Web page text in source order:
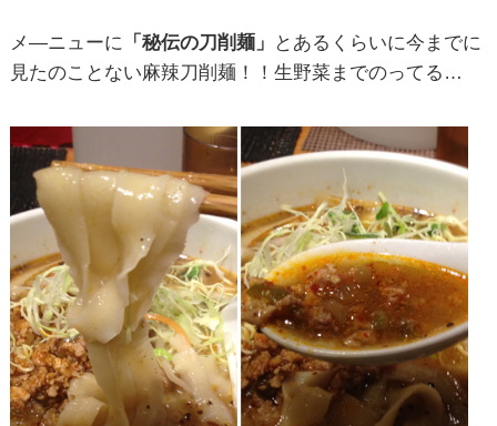
メ―ニューに 「秘伝の刀削麺」
とあるくらいに今までに
見たのことない麻辣刀削麺！！生野菜までのってる…